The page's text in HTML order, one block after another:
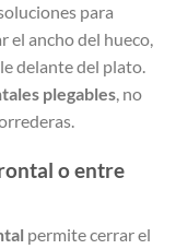
para
el ancho del hueco,
delante del plato.
plegables, no
o entre
permite cerrar el